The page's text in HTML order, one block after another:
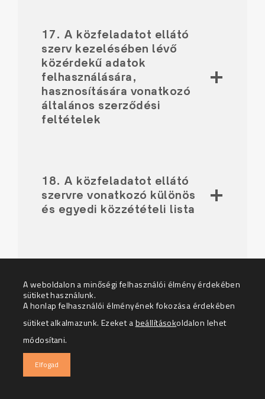
17. A közfeladatot ellátó
szerv kezelésében lévő
közérdekű adatok
felhasználására,
hasznosítására vonatkozó
általános szerződési
feltételek
18. A közfeladatot ellátó
szervre vonatkozó különös
és egyedi közzétételi lista
szerv kezelésében levő, a
közadatok
újrahasznosításáról szóló
törvény szerint
újrahasznosítás céljára
elérhető kulturális
közadatok listája a
A weboldalon a minőségi felhasználói élmény érdekében
sütiket használunk.
A honlap felhasználói élményének fokozása érdekében
sütiket alkalmazunk. Ezeket abeállításokoldalon lehet
módosítani.
Elfogad